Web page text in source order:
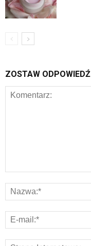
ZOSTAW ODPOWIEDŹ